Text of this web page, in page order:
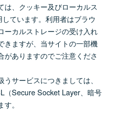
は、クッキー及びローカルス
ています。利用者はブラウ
ーカルストレージの受け入れ
きますが、当サイトの一部機
ありますのでご注意くださ
サービスにつきましては、
（Secure Socket Layer、暗号
。